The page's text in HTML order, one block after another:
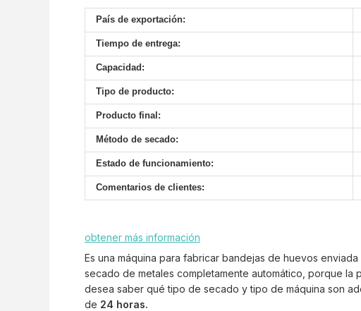
País de exportación:
Tiempo de entrega:
Capacidad:
Tipo de producto:
Producto final:
Método de secado:
Estado de funcionamiento:
Comentarios de clientes:
obtener más información
Es una máquina para fabricar bandejas de huevos
secado de metales completamente automático, porque la
desea saber qué tipo de secado y tipo de máquina son
de 24 horas.